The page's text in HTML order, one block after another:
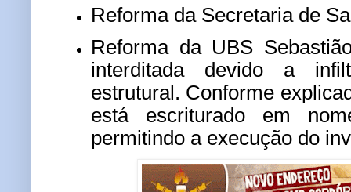
Reforma da Secretaria de
Reforma da UBS
interditada devido a
estrutural. Conforme
está escriturado em
permitindo a execução do